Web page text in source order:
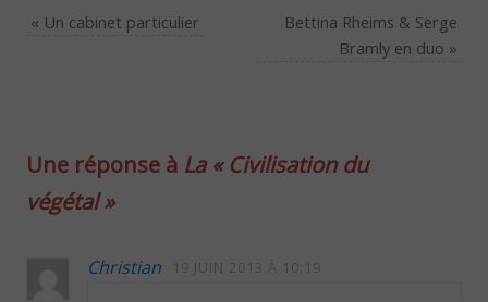
« Un cabinet particulier
Bettina Rheims & Serge
Bramly en duo »
Une réponse à La « Civilisation du
végétal »
Christian 19 JUIN 2013 À 10:19